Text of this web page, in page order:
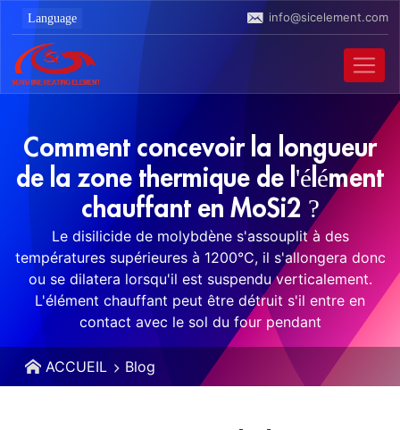
info@sicelement.com
Comment concevoir la longueur
de la zone thermique de l'élément
chauffant en MoSi2 ?
Le disilicide de molybdène s'assouplit à des
températures supérieures à 1200°C, il s'allongera donc
ou se dilatera lorsqu'il est suspendu verticalement.
L'élément chauffant peut être détruit s'il entre en
contact avec le sol du four pendant
ACCUEIL Blog